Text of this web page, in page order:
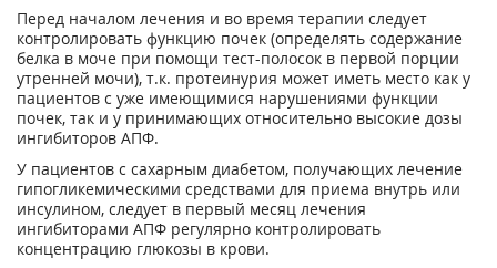
Перед началом лечения и во время терапии следует
контролировать функцию почек (определять содержание
белка в моче при помощи тест-полосок в первой порции
утренней мочи), т.к. протеинурия может иметь место как у
пациентов с уже имеющимися нарушениями функции
почек, так и у принимающих относительно высокие дозы
ингибиторов АПФ.
У пациентов с сахарным диабетом, получающих лечение
гипогликемическими средствами для приема внутрь или
инсулином, следует в первый месяц лечения
ингибиторами АПФ регулярно контролировать
концентрацию глюкозы в крови.